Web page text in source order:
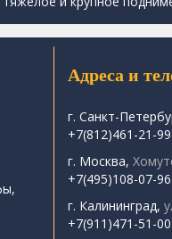
Адреса и
г. Санкт-
+7(812)461-21-99
г. Москва,
+7(495)108-07-96
г. Калининград,
+7(911)471-51-00